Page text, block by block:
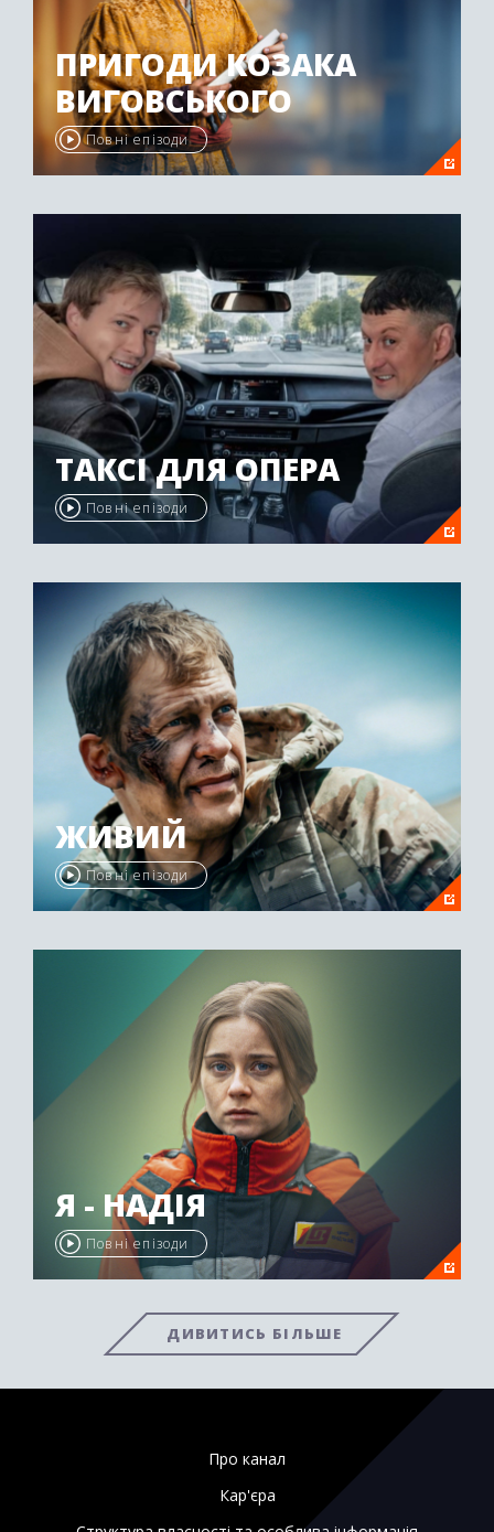
ПРИГОДИ КОЗАКА
ВИГОВСЬКОГО
Повні епізоди
ТАКСІ ДЛЯ ОПЕРА
Повні епізоди
ЖИВИЙ
Повні епізоди
Я - НАДІЯ
Повні епізоди
ДИВИТИСЬ БІЛЬШЕ
Про канал
Кар'єра